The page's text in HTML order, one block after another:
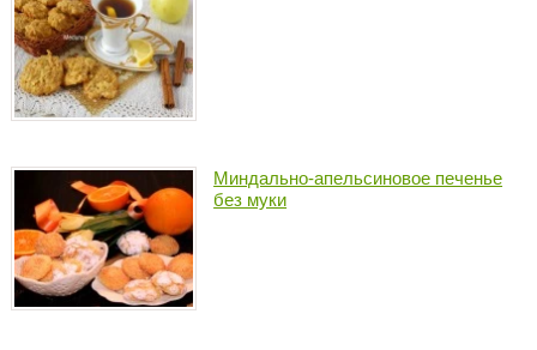
Миндально-апельсиновое печенье
без муки